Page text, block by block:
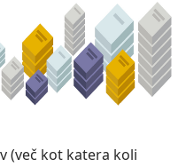
(več kot katera koli